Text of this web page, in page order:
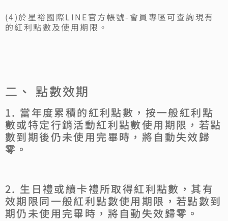
(4)於星裕國際LINE官方帳號-會員專區可查詢現有
的紅利點數及使用期限。
二、 點數效期
1. 當年度累積的紅利點數，按一般紅利點
數或特定行銷活動紅利點數使用期限，若點
數到期後仍未使用完畢時，將自動失效歸
零。
2. 生日禮或續卡禮所取得紅利點數，其有
效期限同一般紅利點數使用期限，若點數到
期仍未使用完畢時，將自動失效歸零。